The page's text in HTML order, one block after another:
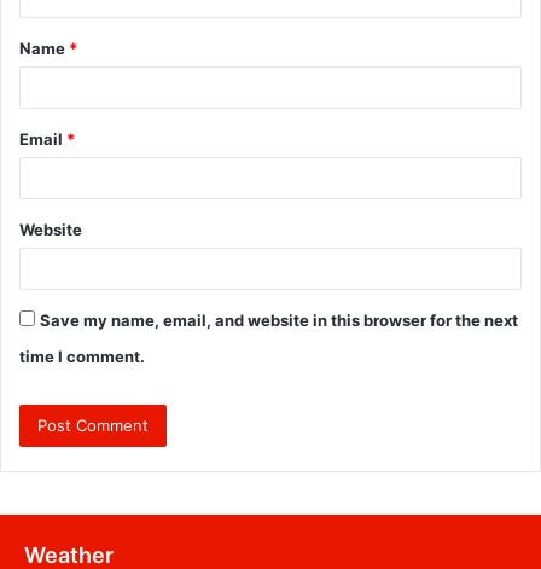
t
*
Name *
Email *
Website
Save my name, email, and website in this browser for the next
time I comment.
Weather